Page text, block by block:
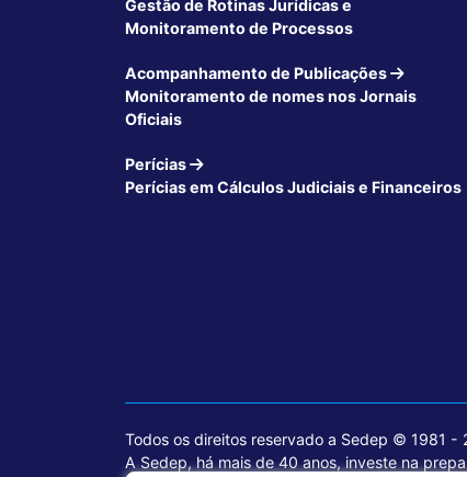
Gestão de Rotinas Jurídicas e
Monitoramento de Processos
Acompanhamento de Publicações
Monitoramento de nomes nos Jornais
Oficiais
Perícias
Perícias em Cálculos Judiciais e Financeiros
Todos os direitos reservado a Sedep © 1981 -
A Sedep, há mais de 40 anos, investe na